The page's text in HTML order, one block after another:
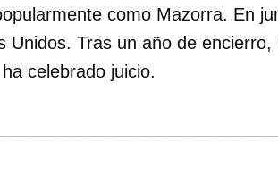
como Mazorra. En
Unidos. Tras un año de
celebrado juicio.